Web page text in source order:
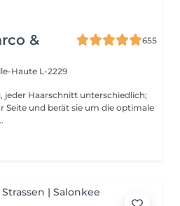
&
655
Haute L-2229
jeder Haarschnitt unterschiedlich;
Seite und berät sie um die optimale